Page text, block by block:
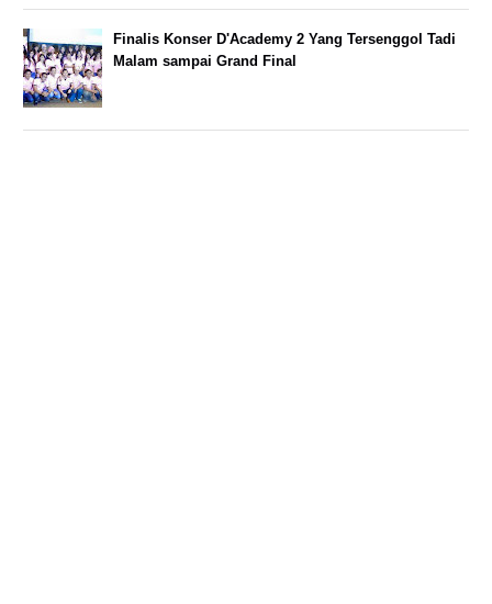
Finalis Konser D'Academy 2 Yang Tersenggol Tadi
Malam sampai Grand Final